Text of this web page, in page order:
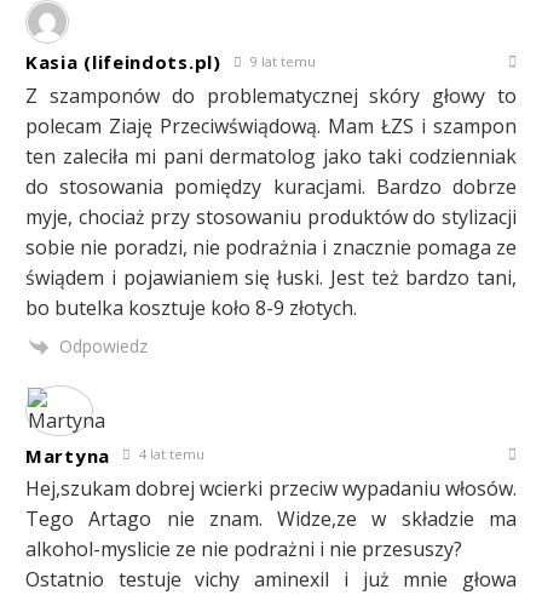
Kasia (lifeindots.pl) 9 lat temu
Z szamponów do problematycznej skóry głowy to
polecam Ziaję Przeciwświądową. Mam ŁZS i szampon
ten zaleciła mi pani dermatolog jako taki codzienniak
do stosowania pomiędzy kuracjami. Bardzo dobrze
myje, chociaż przy stosowaniu produktów do stylizacji
sobie nie poradzi, nie podrażnia i znacznie pomaga ze
świądem i pojawianiem się łuski. Jest też bardzo tani,
bo butelka kosztuje koło 8-9 złotych.
Odpowiedz
Martyna 4 lat temu
Hej,szukam dobrej wcierki przeciw wypadaniu włosów.
Tego Artago nie znam. Widze,ze w składzie ma
alkohol-myslicie ze nie podrażni i nie przesuszy?
Ostatnio testuje vichy aminexil i już mnie głowa